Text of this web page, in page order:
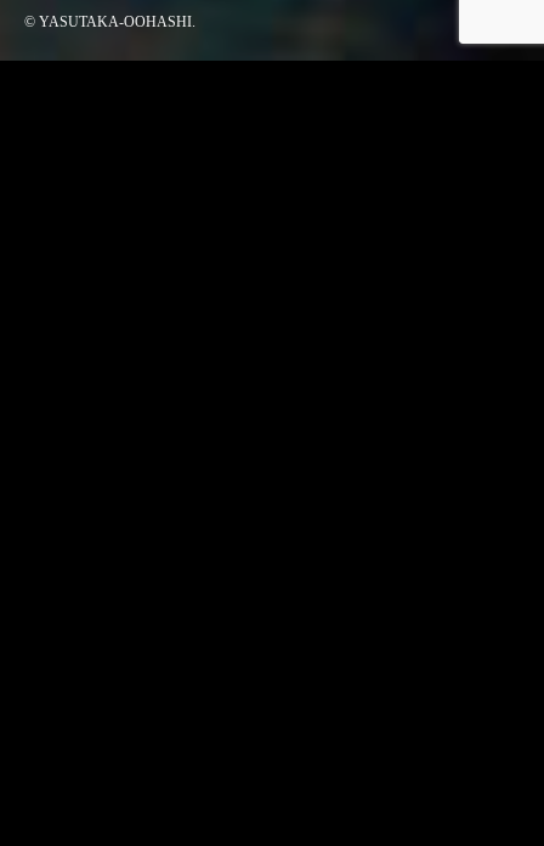
© YASUTAKA-OOHASHI.